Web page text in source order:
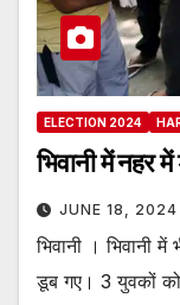
ELECTION 2024
भिवानी में नहर
JUNE 18, 2024
भिवानी । भिवानी में
डूब गए। 3 युवकों